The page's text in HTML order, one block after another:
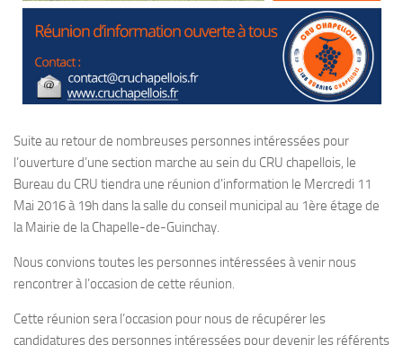
Suite au retour de nombreuses personnes intéressées pour
l’ouverture d’une section marche au sein du CRU chapellois, le
Bureau du CRU tiendra une réunion d’information le Mercredi 11
Mai 2016 à 19h dans la salle du conseil municipal au 1ère étage de
la Mairie de la Chapelle-de-Guinchay.
Nous convions toutes les personnes intéressées à venir nous
rencontrer à l’occasion de cette réunion.
Cette réunion sera l’occasion pour nous de récupérer les
candidatures des personnes intéressées pour devenir les référents